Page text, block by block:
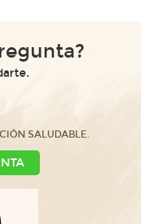
SALUDABLE.